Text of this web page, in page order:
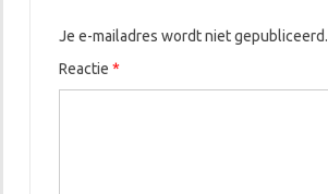
Je e-mailadres wordt niet gepubliceerd.
Reactie *